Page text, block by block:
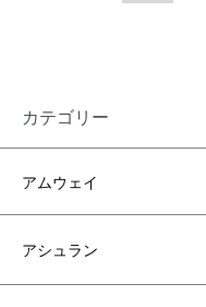
カテゴリー
アムウェイ
アシュラン